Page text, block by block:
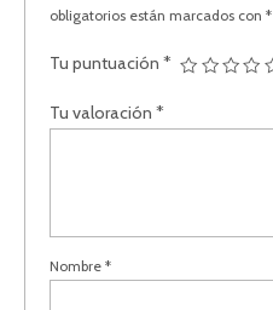
obligatorios están marcados con*
Tu puntuación*
Tu valoración*
Nombre*